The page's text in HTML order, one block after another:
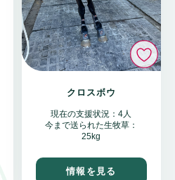
い
クロスボウ
現在の支援状況：4人
今まで送られた生牧草：
25kg
情報を見る